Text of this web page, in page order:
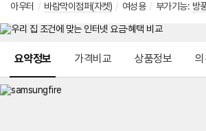
아우터 / 바람막이점퍼(자켓) / 여성용 / 부가기능: 방
요약정보 가격비교 상품정보